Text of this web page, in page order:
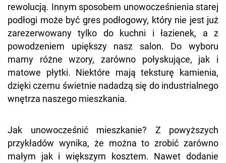
rewolucją. Innym sposobem unowocześnienia starej
podłogi może być gres podłogowy, który nie jest już
zarezerwowany tylko do kuchni i łazienek, a z
powodzeniem upiększy nasz salon. Do wyboru
mamy różne wzory, zarówno połyskujące, jak i
matowe płytki. Niektóre mają teksturę kamienia,
dzięki czemu świetnie nadadzą się do industrialnego
wnętrza naszego mieszkania.
Jak unowocześnić mieszkanie? Z powyższych
przykładów wynika, że można to zrobić zarówno
małym jak i większym kosztem. Nawet dodanie